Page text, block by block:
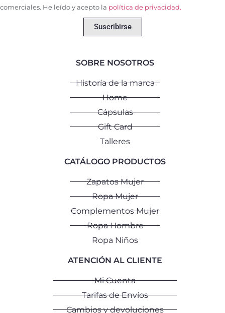
comerciales. He leído y acepto la política de privacidad.
Suscribirse
SOBRE NOSOTROS
Historía de la marca
Home
Cápsulas
Gift Card
Talleres
CATÁLOGO PRODUCTOS
Zapatos Mujer
Ropa Mujer
Complementos Mujer
Ropa Hombre
Ropa Niños
ATENCIÓN AL CLIENTE
Mi Cuenta
Tarifas de Envíos
Cambios y devoluciones